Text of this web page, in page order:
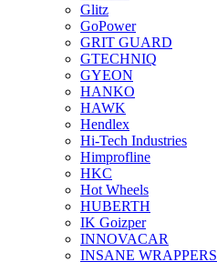
Glitz
GoPower
GRIT GUARD
GTECHNIQ
GYEON
HANKO
HAWK
Hendlex
Hi-Tech Industries
Himprofline
HKC
Hot Wheels
HUBERTH
IK Goizper
INNOVACAR
INSANE WRAPPERS